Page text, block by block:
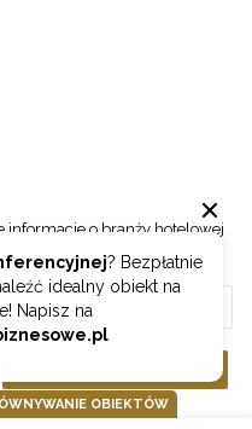
? Bezpłatnie
idealny obiekt na
Napisz na
informacje o branży hotelowej
OBIEKTÓW